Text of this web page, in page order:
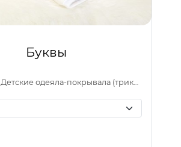
Буквы
Детские одеяла-покрывала (трикотаж)